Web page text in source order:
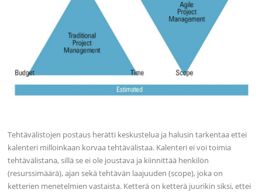
Tehtävälistojen postaus herätti keskustelua ja halusin tarkentaa ettei
kalenteri milloinkaan korvaa tehtävälistaa. Kalenteri ei voi toimia
tehtävälistana, sillä se ei ole joustava ja kiinnittää henkilön
(resurssimäärä), ajan sekä tehtävän laajuuden (scope), joka on
ketterien menetelmien vastaista. Ketterä on ketterä juurikin siksi, ettei